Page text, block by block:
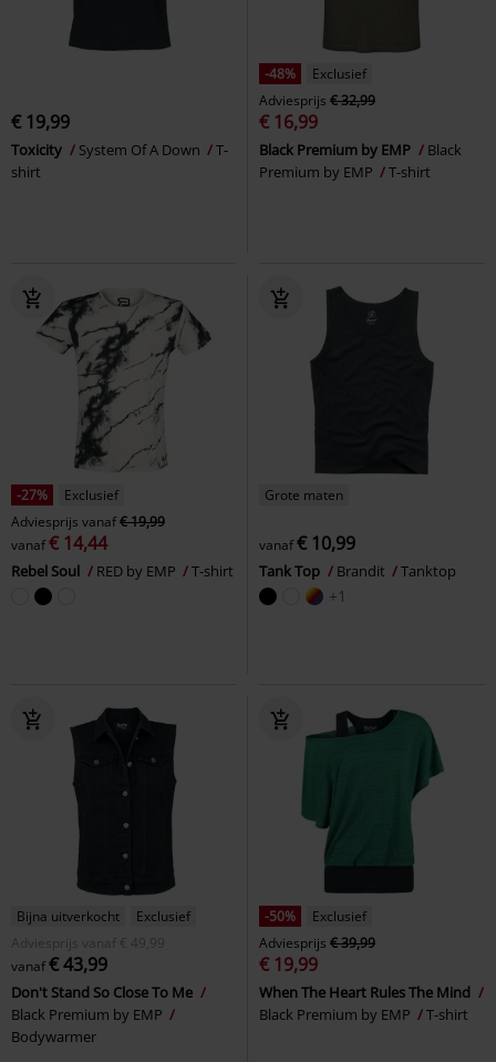
€ 19,99
Toxicity System Of A Down
T-
shirt
-48%
Exclusief
Adviesprijs € 32,99
€ 16,99
Black Premium by EMP
Black
Premium by EMP
T-shirt
-27%
Exclusief
Adviesprijs vanaf€ 19,99
vanaf€ 14,44
Rebel Soul RED by EMP T-shirt
Grote maten
vanaf€ 10,99
Tank Top Brandit Tanktop
+1
Bijna uitverkocht
Exclusief
Adviesprijs
vanaf € 49,99
vanaf€ 43,99
Don't Stand So Close To Me
Black Premium by EMP
Bodywarmer
-50%
Exclusief
Adviesprijs € 39,99
€ 19,99
When The Heart Rules The Mind
Black Premium by EMP
T-shirt